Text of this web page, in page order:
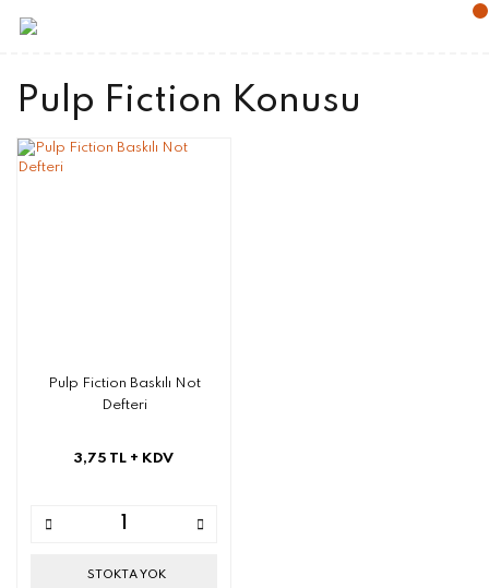
Pulp Fiction Konusu
Pulp Fiction Baskılı Not
Defteri
3,75 TL + KDV
STOKTA YOK